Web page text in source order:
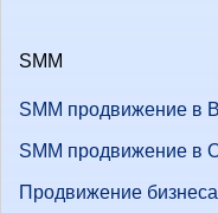
SMM
SMM продвижение в
SMM продвижение в
Продвижение